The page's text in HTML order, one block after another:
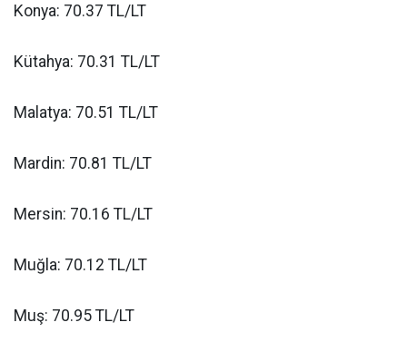
Konya: 70.37 TL/LT
Kütahya: 70.31 TL/LT
Malatya: 70.51 TL/LT
Mardin: 70.81 TL/LT
Mersin: 70.16 TL/LT
Muğla: 70.12 TL/LT
Muş: 70.95 TL/LT